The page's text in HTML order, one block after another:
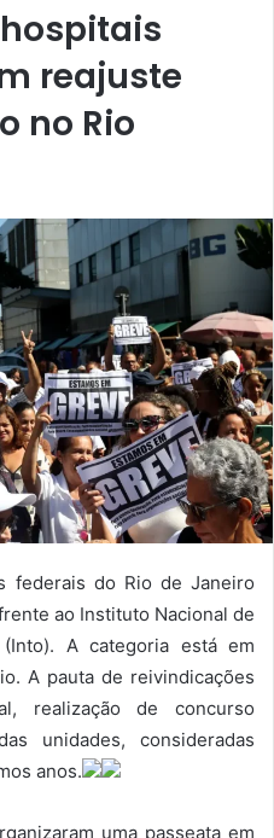
reajuste
no Rio
federais do Rio de Janeiro
ao Instituto Nacional de
A categoria está em
A pauta de reivindicações
realização de concurso
unidades, consideradas
anos.
uma passeata em